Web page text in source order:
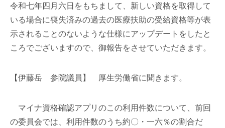
令和七年四月六日をもちまして、新しい資格を取得して
いる場合に喪失済みの過去の医療扶助の受給資格等が表
示されることのないような仕様にアップデートをしたと
ころでございますので、御報告をさせていただきます。
【伊藤岳 参院議員】 厚生労働省に聞きます。
マイナ資格確認アプリのこの利用件数について、前回
の委員会では、利用件数のうち約〇・一六％の割合だ